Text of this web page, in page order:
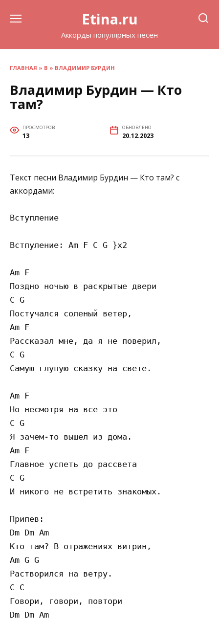
Etina.ru
Аккорды популярных песен
ГЛАВНАЯ » В » ВЛАДИМИР БУРДИН
Владимир Бурдин — Кто
там?
ПРОСМОТРОВ
13
ОБНОВЛЕНО
20.12.2023
Текст песни Владимир Бурдин — Кто там? с
аккордами:
Вступление
Встпуление: Am F C G }x2
Am F
Поздно ночью в раскрытые двери
C G
Постучался соленый ветер,
Am F
Рассказал мне, да я не поверил,
C G
Самую глупую сказку на свете.
Am F
Но несмотря на все это
C G
Я зачем-то вышел из дома.
Am F
Главное успеть до рассвета
C G
И никого не встретить знакомых.
Припев:
Dm Dm Am
Кто там? В отражениях витрин,
Am G G
Растворился на ветру.
C C
Говори, говори, повтори
Dm Dm Am